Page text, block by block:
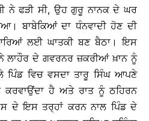
ਨੇ ਫੜੀ ਸੀ, ਉਹ ਗੁਰੂ ਨਾਨਕ ਦੇ ਘਰ
ਬਾਬੇਕਿਆਂ ਦਾ ਧੰਨਵਾਦੀ ਹੋਣ ਦੀ
ਲਈ ਘਾਤਕੀ ਬਣ ਬੈਠਾ। ਇਸ
ਲਾਹੌਰ ਦੇ ਗਵਰਨਰ ਜ਼ਕਰੀਆਂ ਖ਼ਾਨ ਨੂੰ
ਪਿੰਡ ਵਿਚ ਵਸਦਾ ਤਾਰੂ ਸਿੰਘ ਆਪਣੇ
ਹੈ ਅਤੇ ਰਾਤ ਨੂੰ ਠਹਿਰਨ
ਦੇ ਇਸ ਤਰ੍ਹਾਂ ਕਰਨ ਨਾਲ ਪਿੰਡ ਦੇ